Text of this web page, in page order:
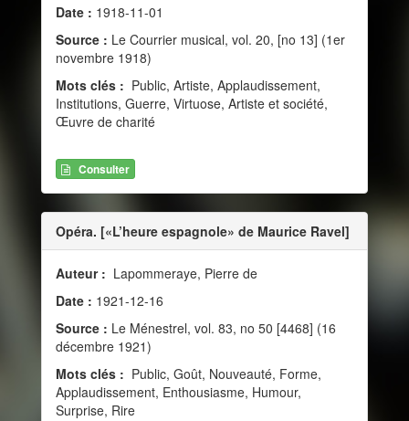
Date : 1918-11-01
Source : Le Courrier musical, vol. 20, [no 13] (1er
novembre 1918)
Mots clés : Public, Artiste, Applaudissement,
Institutions, Guerre, Virtuose, Artiste et société,
Œuvre de charité
Consulter
Opéra. [«L’heure espagnole» de Maurice Ravel]
Auteur : Lapommeraye, Pierre de
Date : 1921-12-16
Source : Le Ménestrel, vol. 83, no 50 [4468] (16
décembre 1921)
Mots clés : Public, Goût, Nouveauté, Forme,
Applaudissement, Enthousiasme, Humour,
Surprise, Rire